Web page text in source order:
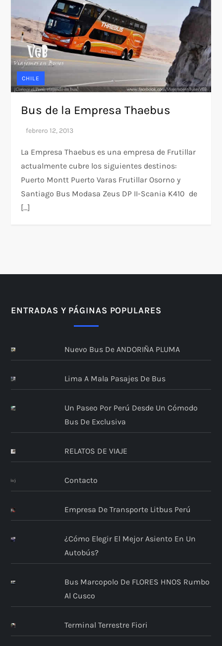
CHILE
Bus de la Empresa Thaebus
La Empresa Thaebus es una empresa de Frutillar
actualmente cubre los siguientes destinos:
Puerto Montt Puerto Varas Frutillar Osorno y
Santiago Bus Modasa Zeus DP II-Scania K410 de
[…]
ENTRADAS Y PÁGINAS POPULARES
Nuevo Bus De ANDORIÑA PLUMA
Lima A Mala Pasajes De Bus
Un Paseo Por Perú Desde Un Cómodo
Bus De Exclusiva
RELATOS DE VIAJE
Contacto
Empresa De Transporte Litbus Perú
¿Cómo Elegir El Mejor Asiento En Un
Autobús?
Bus Marcopolo De FLORES HNOS Rumbo
Al Cusco
Terminal Terrestre Fiori